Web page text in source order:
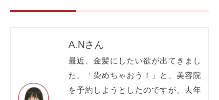
A.Nさん
最近、金髪にしたい欲が出てきまし
た。「染めちゃおう！」と、美容院
を予約しようとしたのですが、去年